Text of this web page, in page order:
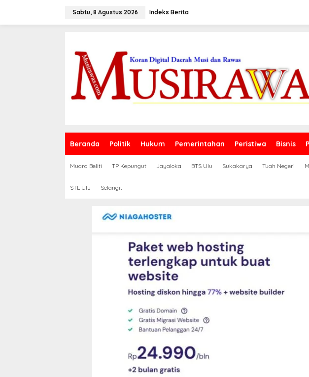
Sabtu, 8 Agustus 2026 Indeks Berita
Beranda Politik Hukum Pemerintahan Peristiwa Bisnis
Muara Beliti TP Kepungut Jayaloka BTS Ulu Sukakarya Tuah Negeri
STL Ulu Selangit